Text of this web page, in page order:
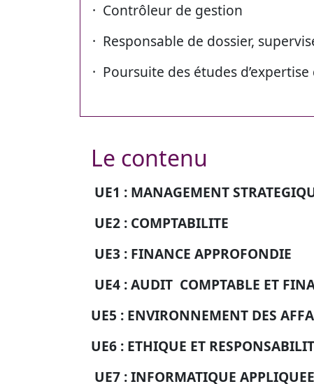
· Contrôleur de gestion
· Responsable de dossier,
· Poursuite des études
Le contenu
UE1 : MANAGEMENT
UE2 : COMPTABILITE
UE3 : FINANCE APPROFONDIE
UE4 :AUDIT COMPTABLE ET
UE5 : ENVIRONNEMENT DES
UE6 : ETHIQUE ET
UE7 : INFORMATIQUE APPLIQUEE